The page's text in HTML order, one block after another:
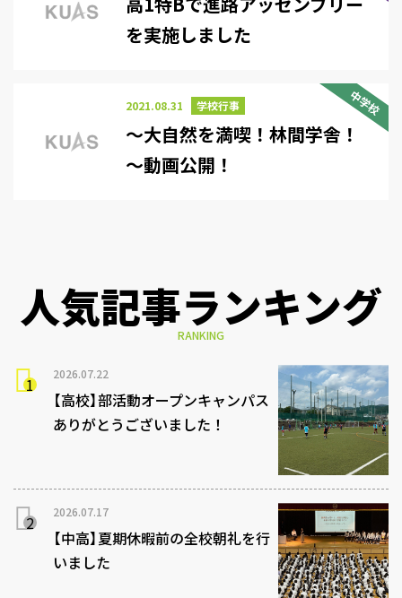
を実施しました
中学校
2021.08.31 学校行事
～大自然を満喫！林間学舎！
～動画公開！
人気記事ランキング
RANKING
2026.07.22
【高校】部活動オープンキャンパス
ありがとうございました！
2026.07.17
【中高】夏期休暇前の全校朝礼を行
いました